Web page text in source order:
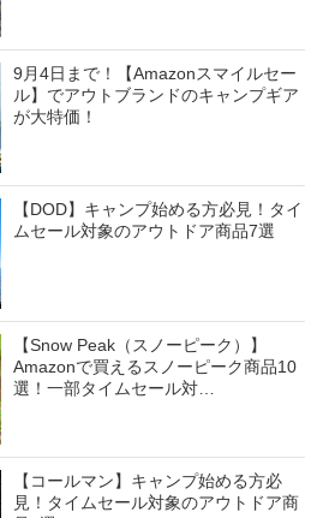
9月4日まで！【Amazonスマイルセー
ル】でアウトブランドのキャンプギア
が大特価！
【DOD】キャンプ始める方必見！タイ
ムセール対象のアウトドア商品7選
【Snow Peak（スノーピーク）】
Amazonで買えるスノーピーク商品10
選！一部タイムセール対…
【コールマン】キャンプ始める方必
見！タイムセール対象のアウトドア商